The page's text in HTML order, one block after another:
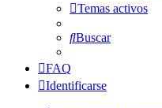
Temas activos
Buscar
FAQ
Identificarse